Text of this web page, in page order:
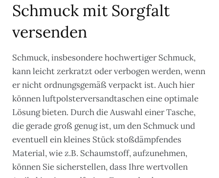
Schmuck mit Sorgfalt
versenden
Schmuck, insbesondere hochwertiger Schmuck,
kann leicht zerkratzt oder verbogen werden, wenn
er nicht ordnungsgemäß verpackt ist. Auch hier
können luftpolsterversandtaschen eine optimale
Lösung bieten. Durch die Auswahl einer Tasche,
die gerade groß genug ist, um den Schmuck und
eventuell ein kleines Stück stoßdämpfendes
Material, wie z.B. Schaumstoff, aufzunehmen,
können Sie sicherstellen, dass Ihre wertvollen